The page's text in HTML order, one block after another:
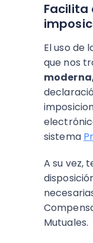
Facilita
El uso de
que nos
sistema
A su vez,
Mutuales.